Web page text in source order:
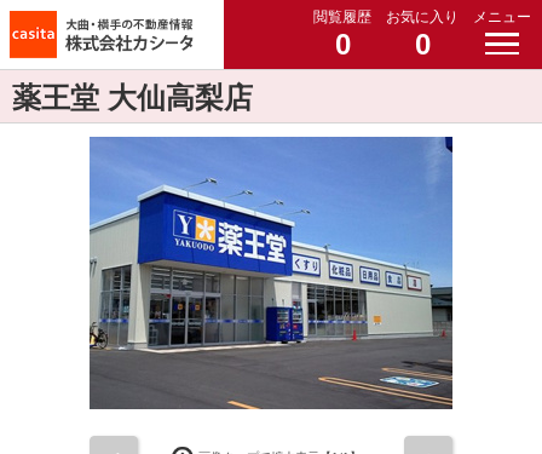
閲覧履歴
0
お気に入り
0
メニュー
薬王堂 大仙高梨店